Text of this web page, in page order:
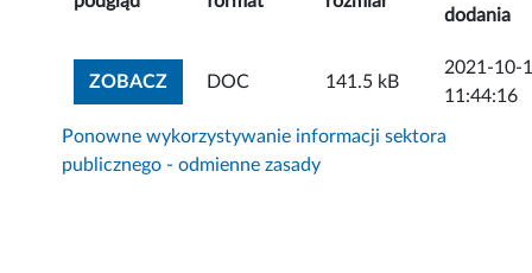
dodania
ZOBACZZOBACZ ZAŁĄCZNIK
DOC 141.5 kB
2021-10-
11:44:16
Ponowne wykorzystywanie informacji sektora
publicznego - odmienne zasady